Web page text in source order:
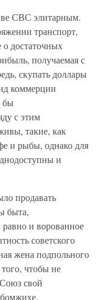
СВС элитарным.
транспорт,
достаточных
получаемая с
скупать доллары
коммерции
бы
с этим
такие, как
и рыбы, однако для
и
продавать
быта,
равно и ворованное
советского
жена подпольного
чтобы не
свой